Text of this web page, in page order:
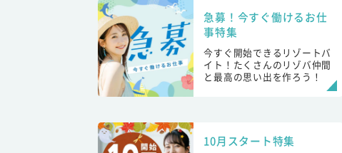
急募！今すぐ働けるお仕
事特集
今すぐ開始できるリゾートバ
イト！たくさんのリゾバ仲間
と最高の思い出を作ろう！
10月スタート特集